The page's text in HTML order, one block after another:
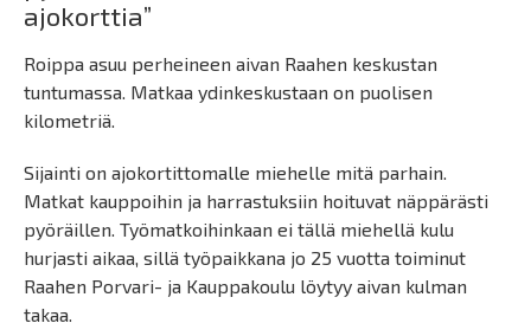
ajokorttia”
Roippa asuu perheineen aivan Raahen keskustan
tuntumassa. Matkaa ydinkeskustaan on puolisen
kilometriä.
Sijainti on ajokortittomalle miehelle mitä parhain.
Matkat kauppoihin ja harrastuksiin hoituvat näppärästi
pyöräillen. Työmatkoihinkaan ei tällä miehellä kulu
hurjasti aikaa, sillä työpaikkana jo 25 vuotta toiminut
Raahen Porvari- ja Kauppakoulu löytyy aivan kulman
takaa.